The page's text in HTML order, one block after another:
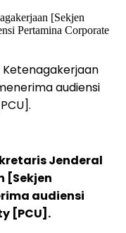
audiensi
Jenderal
[Sekjen
audiensi
[PCU].